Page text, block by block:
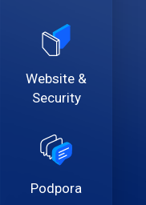
Website &
Security
Podpora